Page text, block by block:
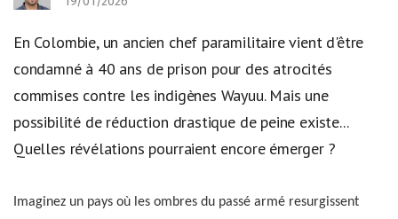
En Colombie, un ancien chef paramilitaire vient d'être
condamné à 40 ans de prison pour des atrocités
commises contre les indigènes Wayuu. Mais une
possibilité de réduction drastique de peine existe...
Quelles révélations pourraient encore émerger ?
Imaginez un pays où les ombres du passé armé resurgissent